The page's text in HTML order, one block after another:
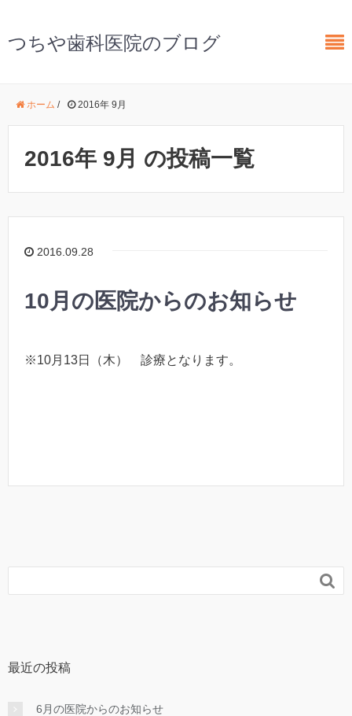
つちや歯科医院のブログ
ホーム / 2016年 9月
2016年 9月 の投稿一覧
2016.09.28
10月の医院からのお知らせ
※10月13日（木） 診療となります。

最近の投稿
6月の医院からのお知らせ